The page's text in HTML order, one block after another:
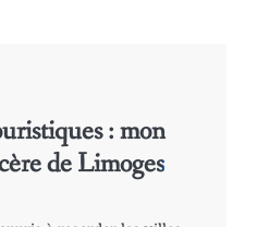
: mon
de Limoges